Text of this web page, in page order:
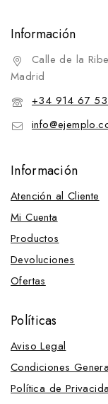
Información
Calle de la
Madrid
+34 914 67
Información
Atención al Cliente
Mi Cuenta
Productos
Devoluciones
Ofertas
Políticas
Aviso Legal
Condiciones
Política de